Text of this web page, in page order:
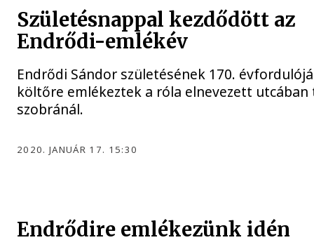
Születésnappal kezdődött az
Endrődi-emlékév
Endrődi Sándor születésének 170.
költőre emlékeztek a róla elnevezett
szobránál.
2020. JANUÁR 17. 15:30
Endrődire emlékezünk idén